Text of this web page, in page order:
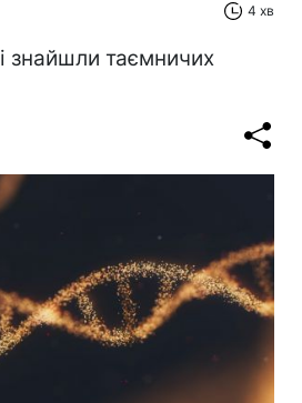
4 хв
знайшли таємничих